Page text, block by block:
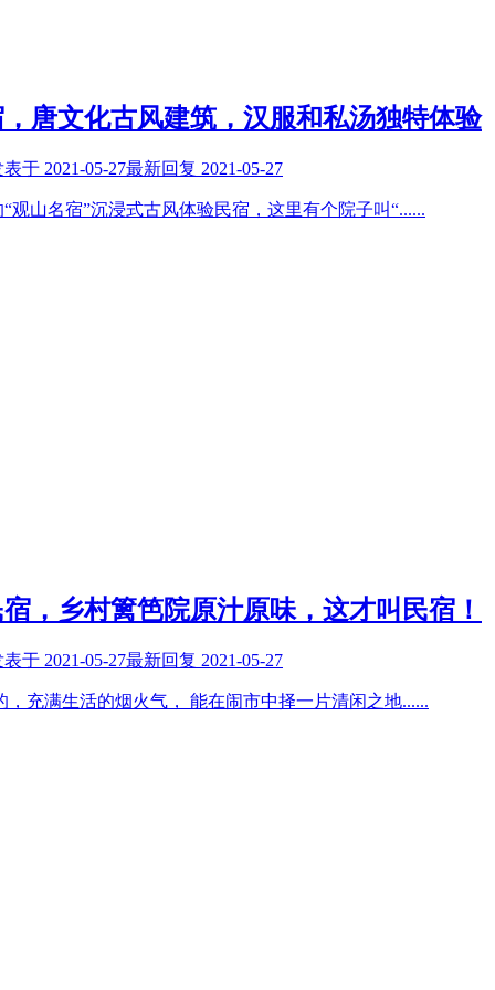
唐文化古风建筑，汉服和私汤独特体验
表于 2021-05-27最新回复 2021-05-27
观山名宿”沉浸式古风体验民宿，这里有个院子叫“......
，乡村篱笆院原汁原味，这才叫民宿！
表于 2021-05-27最新回复 2021-05-27
充满生活的烟火气， 能在闹市中择一片清闲之地......